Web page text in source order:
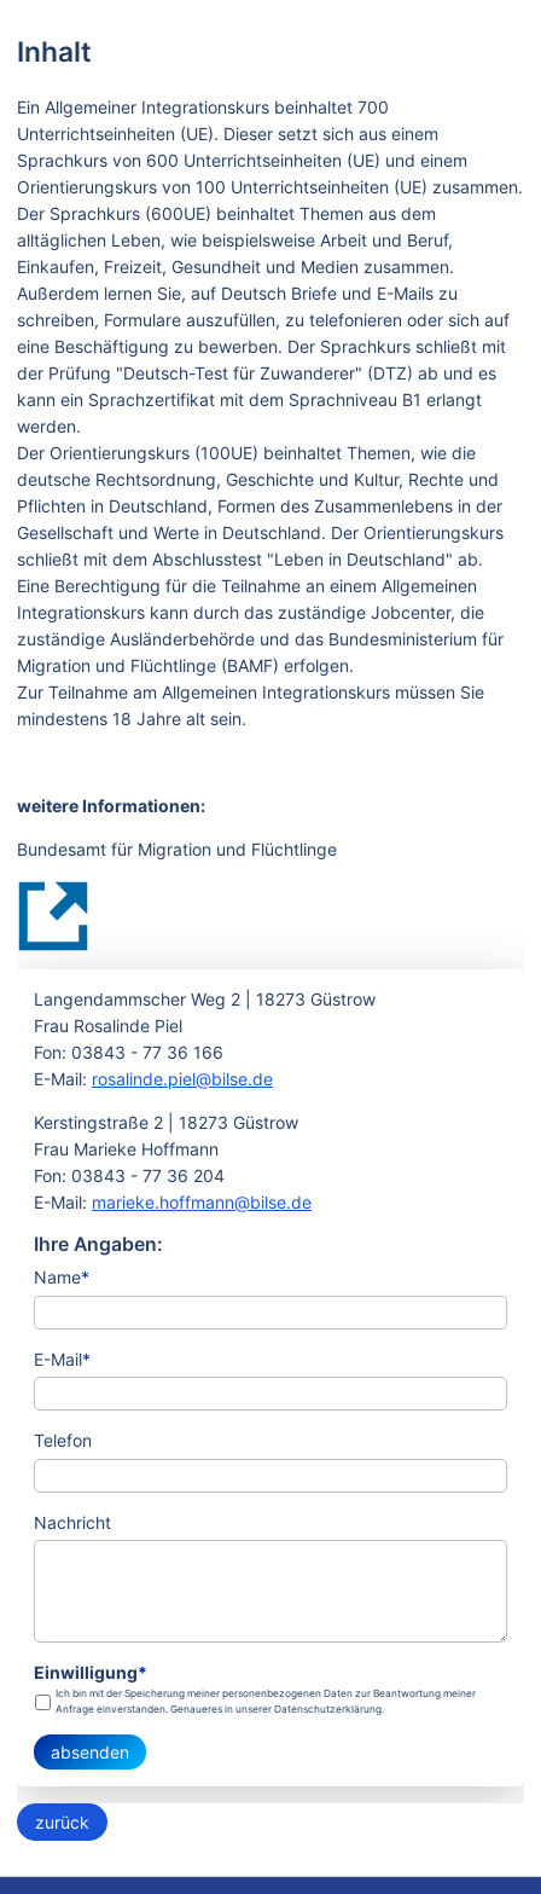
Inhalt
Ein Allgemeiner Integrationskurs beinhaltet 700
Unterrichtseinheiten (UE). Dieser setzt sich aus einem
Sprachkurs von 600 Unterrichtseinheiten (UE) und einem
Orientierungskurs von 100 Unterrichtseinheiten (UE) zusammen.
Der Sprachkurs (600UE) beinhaltet Themen aus dem
alltäglichen Leben, wie beispielsweise Arbeit und Beruf,
Einkaufen, Freizeit, Gesundheit und Medien zusammen.
Außerdem lernen Sie, auf Deutsch Briefe und E-Mails zu
schreiben, Formulare auszufüllen, zu telefonieren oder sich auf
eine Beschäftigung zu bewerben. Der Sprachkurs schließt mit
der Prüfung "Deutsch-Test für Zuwanderer" (DTZ) ab und es
kann ein Sprachzertifikat mit dem Sprachniveau B1 erlangt
werden.
Der Orientierungskurs (100UE) beinhaltet Themen, wie die
deutsche Rechtsordnung, Geschichte und Kultur, Rechte und
Pflichten in Deutschland, Formen des Zusammenlebens in der
Gesellschaft und Werte in Deutschland. Der Orientierungskurs
schließt mit dem Abschlusstest "Leben in Deutschland" ab.
Eine Berechtigung für die Teilnahme an einem Allgemeinen
Integrationskurs kann durch das zuständige Jobcenter, die
zuständige Ausländerbehörde und das Bundesministerium für
Migration und Flüchtlinge (BAMF) erfolgen.
Zur Teilnahme am Allgemeinen Integrationskurs müssen Sie
mindestens 18 Jahre alt sein.
weitere Informationen:
Bundesamt für Migration und Flüchtlinge
Langendammscher Weg 2 | 18273 Güstrow
Frau Rosalinde Piel
Fon: 03843 - 77 36 166
E-Mail: rosalinde.piel@bilse.de
Kerstingstraße 2 | 18273 Güstrow
Frau Marieke Hoffmann
Fon: 03843 - 77 36 204
E-Mail: marieke.hoffmann@bilse.de
Ihre Angaben:
Name*
E-Mail*
Telefon
Nachricht
Einwilligung*
Ich bin mit der Speicherung meiner personenbezogenen Daten zur Beantwortung meiner
Anfrage einverstanden. Genaueres in unserer Datenschutzerklärung.
absenden
zurück